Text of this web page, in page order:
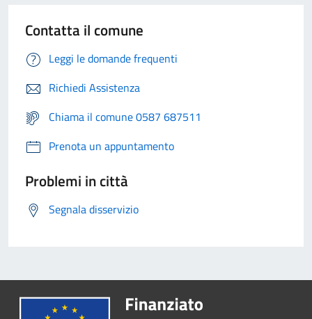
Contatta il comune
Leggi le domande frequenti
Richiedi Assistenza
Chiama il comune 0587 687511
Prenota un appuntamento
Problemi in città
Segnala disservizio